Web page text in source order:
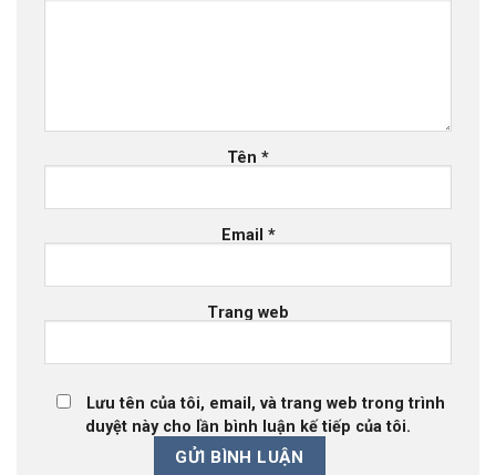
Tên *
Email *
Trang web
Lưu tên của tôi, email, và trang web trong trình
duyệt này cho lần bình luận kế tiếp của tôi.